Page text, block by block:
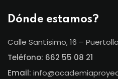
Dónde estamos?
Calle Santísimo, 16 –
Teléfono: 662 55 08 21
Email: